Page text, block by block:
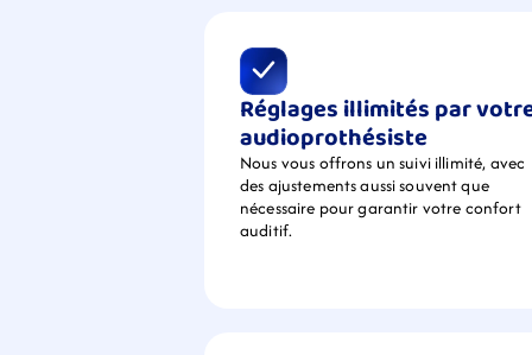
Réglages illimités par
audioprothésiste
Nous vous offrons un suivi illimité, avec
des ajustements aussi souvent que
nécessaire pour garantir votre confort
auditif.